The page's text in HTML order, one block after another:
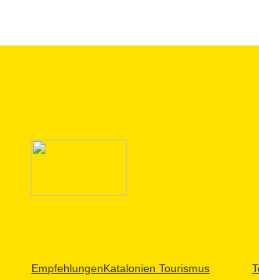
EmpfehlungenKatalonien Tourismus